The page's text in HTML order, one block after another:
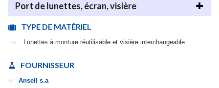
Port de lunettes, écran, visière
TYPE DE MATÉRIEL
Lunettes à monture réutilisable et visière interchangeable
FOURNISSEUR
Ansell s.a